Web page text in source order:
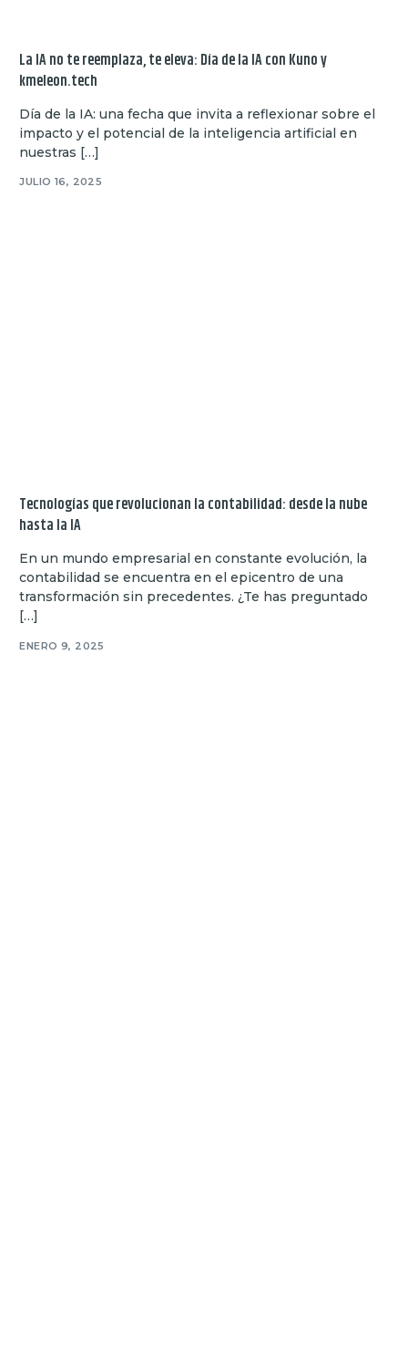
La IA no te reemplaza, te eleva: Día de la IA con Kuno y
kmeleon.tech
Día de la IA: una fecha que invita a reflexionar sobre el
impacto y el potencial de la inteligencia artificial en
nuestras […]
JULIO 16, 2025
Tecnologías que revolucionan la contabilidad: desde la nube
hasta la IA
En un mundo empresarial en constante evolución, la
contabilidad se encuentra en el epicentro de una
transformación sin precedentes. ¿Te has preguntado
[…]
ENERO 9, 2025